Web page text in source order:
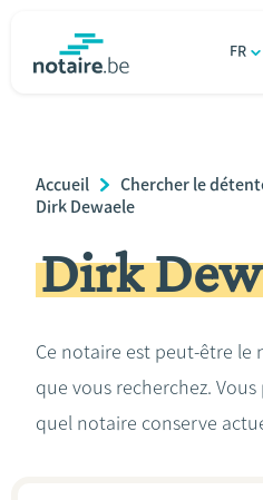
FR
Relations et vivre ensemble
Héritage et donations
Le notaire
Breadcrumb
Accueil
Chercher le
Dirk Dewaele
Dirk
Ce notaire est peut-être le
que vous recherchez.
quel notaire conserve